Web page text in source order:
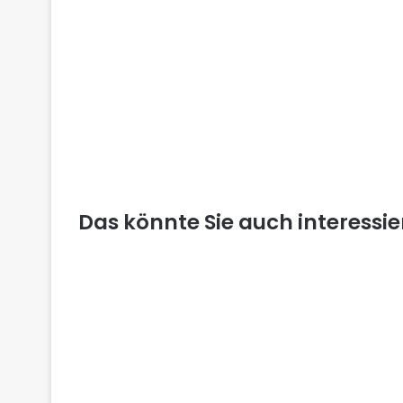
Das könnte Sie auch